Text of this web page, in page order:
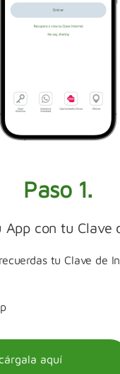
Paso 1.
App con tu Clave
tu Clave de
aquí